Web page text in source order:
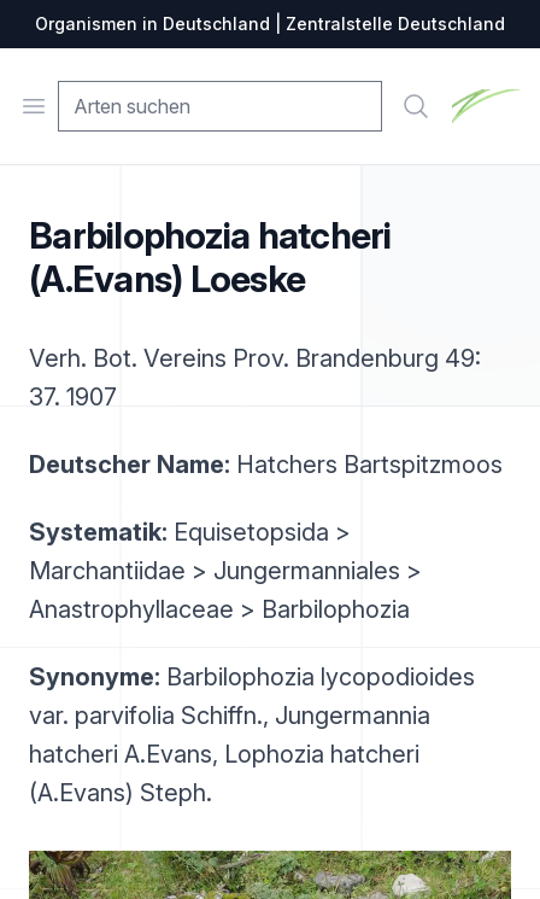
Organismen in Deutschland | Zentralstelle Deutschland
Open menu Suche
Barbilophozia hatcheri
(A.Evans) Loeske
Verh. Bot. Vereins Prov. Brandenburg 49:
37. 1907
Deutscher Name: Hatchers Bartspitzmoos
Systematik: Equisetopsida >
Marchantiidae > Jungermanniales >
Anastrophyllaceae > Barbilophozia
Synonyme: Barbilophozia lycopodioides
var. parvifolia Schiffn., Jungermannia
hatcheri A.Evans, Lophozia hatcheri
(A.Evans) Steph.